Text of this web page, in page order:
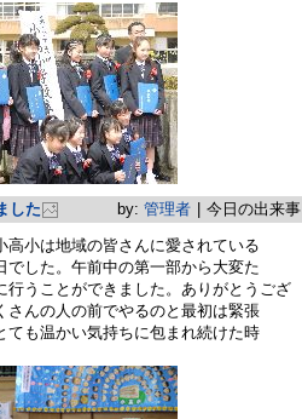
した by: 管理者
今日の出来事
小は地域の皆さんに愛されている
した。午前中の第一部から大変た
行うことができました。ありがとうござ
さんの人の前でやるのと最初は緊張
ても温かい気持ちに包まれ続けた時